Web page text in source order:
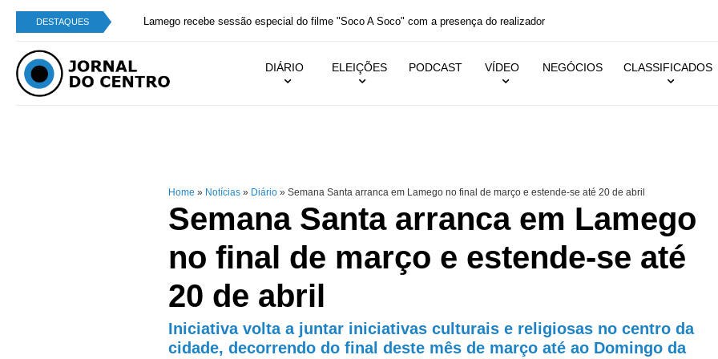
DESTAQUES Lamego recebe sessão especial do filme "Soco A Soco" com a presença do realizador
DIÁRIO ELEIÇÕES PODCAST VÍDEO NEGÓCIOS CLASSIFICADOS
Home » Notícias » Diário » Semana Santa arranca em Lamego no final de março e estende-se até 20 de abril
Semana Santa arranca em Lamego
no final de março e estende-se até
20 de abril
Iniciativa volta a juntar iniciativas culturais e religiosas no centro da
cidade, decorrendo do final deste mês de março até ao Domingo da